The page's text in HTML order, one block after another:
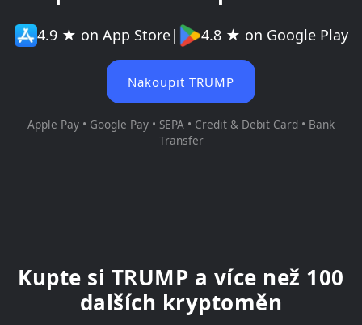
4.9 ★ on App Store| 4.8 ★ on Google Play
Nakoupit TRUMP
Apple Pay • Google Pay • SEPA • Credit & Debit Card • Bank
Transfer
Kupte si TRUMP a více než 100
dalších kryptoměn